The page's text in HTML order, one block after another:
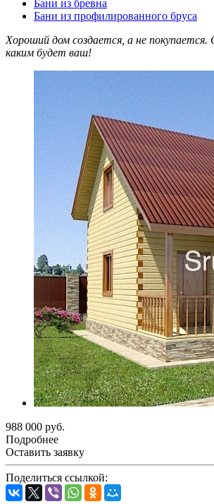
Бани из бревна
Бани из профилированного бруса
Хороший дом создается, а не покупается.
каким будет ваш!
988 000 руб.
Подробнее
Оставить заявку
Поделиться ссылкой: